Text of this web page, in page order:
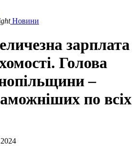
Новини
зарплата
Голова
–
по всіх